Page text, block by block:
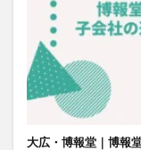
大広・博報堂｜博報